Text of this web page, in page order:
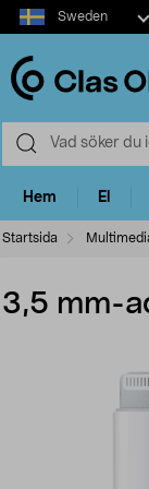
Select
market
Sweden
Hem El
Startsida
3,5 mm-